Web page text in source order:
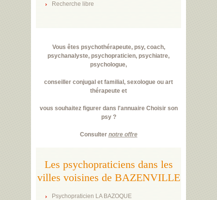
Recherche libre
Vous êtes psychothérapeute, psy, coach,
psychanalyste, psychopraticien, psychiatre,
psychologue,
conseiller conjugal et familial, sexologue ou art
thérapeute et
vous souhaitez figurer dans l'annuaire Choisir son
psy ?
Consulter notre offre
Les psychopraticiens dans les
villes voisines de BAZENVILLE
Psychopraticien LA BAZOQUE